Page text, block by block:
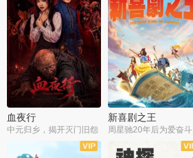
血夜行
中元归乡，揭开灭门旧怨
新喜剧之王
周星驰20年后为爱奋斗